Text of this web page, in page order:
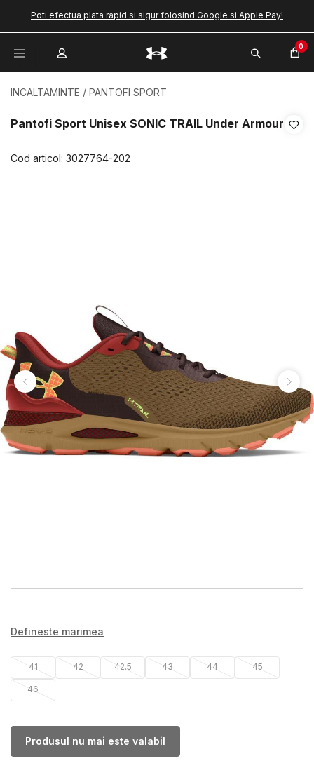
Poti efectua plata rapid si sigur folosind Google si Apple Pay!
0
INCALTAMINTE PANTOFI SPORT
Pantofi Sport Unisex SONIC TRAIL Under Armour
Cod articol: 3027764-202
Defineste marimea
41 42 42.5 43 44 45
46
Produsul nu mai este valabil